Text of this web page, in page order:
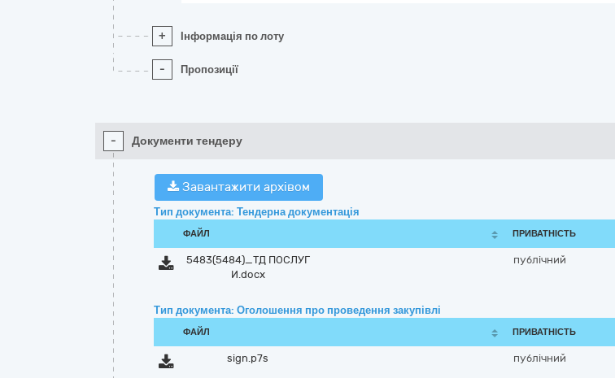
+ Інформація по лоту
- Пропозиції
- Документи тендеру
Завантажити архівом
Тип документа: Тендерна документація
ФАЙЛ ПРИВАТНІСТЬ
5483(5484)_ТД ПОСЛУГ
И.docx
публічний
Тип документа: Оголошення про проведення закупівлі
ФАЙЛ ПРИВАТНІСТЬ
sign.p7s публічний